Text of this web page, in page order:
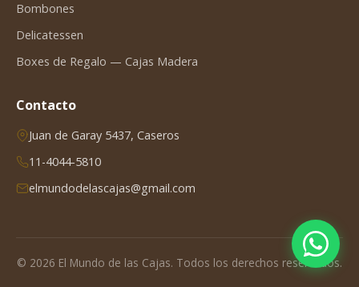
Bombones
Delicatessen
Boxes de Regalo — Cajas Madera
Contacto
Juan de Garay 5437, Caseros
11-4044-5810
elmundodelascajas@gmail.com
© 2026 El Mundo de las Cajas. Todos los derechos reservados.